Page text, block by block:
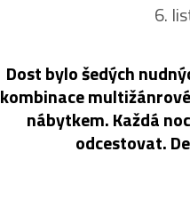
6.
Dost bylo šedých
kombinace
nábytkem. Každá
odcestovat.